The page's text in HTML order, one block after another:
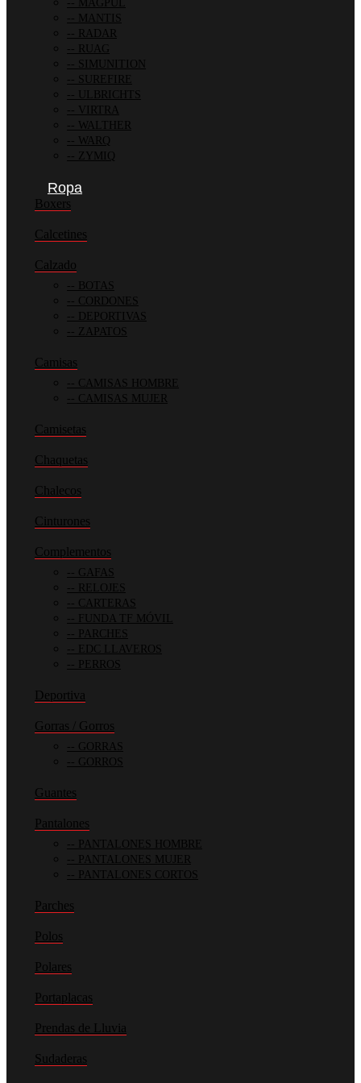
MAGPUL
MANTIS
RADAR
RUAG
SIMUNITION
SUREFIRE
ULBRICHTS
VIRTRA
WALTHER
WARQ
ZYMIQ
Ropa
Boxers
Calcetines
Calzado
BOTAS
CORDONES
DEPORTIVAS
ZAPATOS
Camisas
CAMISAS HOMBRE
CAMISAS MUJER
Camisetas
Chaquetas
Chalecos
Cinturones
Complementos
GAFAS
RELOJES
CARTERAS
FUNDA TF MÓVIL
PARCHES
EDC LLAVEROS
PERROS
Deportiva
Gorras / Gorros
GORRAS
GORROS
Guantes
Pantalones
PANTALONES HOMBRE
PANTALONES MUJER
PANTALONES CORTOS
Parches
Polos
Polares
Portaplacas
Prendas de Lluvia
Sudaderas